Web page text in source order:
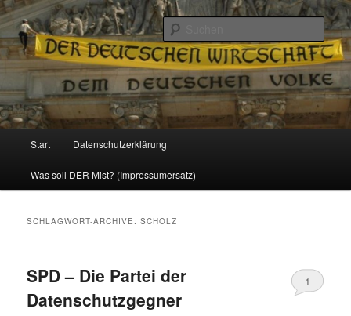
Reizzentrum
Politik, Wirtschaft, Soziales und Gesellschaft
Zum
Inhalt
Zum
sekundären
Start Datenschutzerklärung
Was soll DER Mist? (Impressumersatz)
SCHLAGWORT-ARCHIVE:SCHOLZ
SPD – Die Partei der
Datenschutzgegner
1